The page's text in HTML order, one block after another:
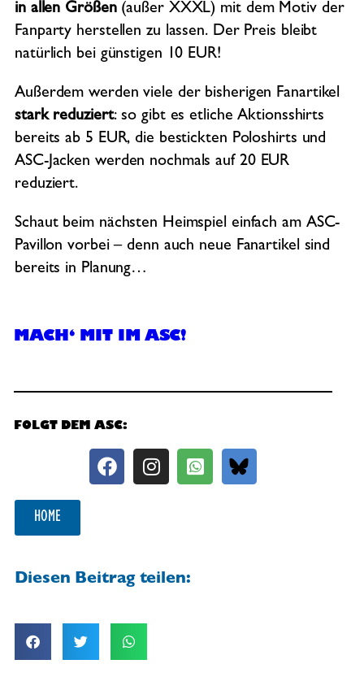
in allen Größen (außer XXXL) mit dem Motiv der
Fanparty herstellen zu lassen. Der Preis bleibt
natürlich bei günstigen 10 EUR!
Außerdem werden viele der bisherigen Fanartikel
stark reduziert: so gibt es etliche Aktionsshirts
bereits ab 5 EUR, die bestickten Poloshirts und
ASC-Jacken werden nochmals auf 20 EUR
reduziert.
Schaut beim nächsten Heimspiel einfach am ASC-
Pavillon vorbei – denn auch neue Fanartikel sind
bereits in Planung…
MACH‘ MIT IM ASC!
FOLGT DEM ASC:
HOME
Diesen Beitrag teilen: